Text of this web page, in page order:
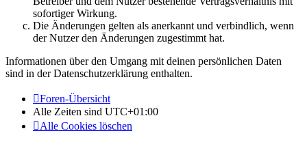
sofortiger Wirkung.
Die Änderungen gelten als anerkannt und verbindlich, wenn
der Nutzer den Änderungen zugestimmt hat.
Informationen über den Umgang mit deinen persönlichen Daten
sind in der Datenschutzerklärung enthalten.
Foren-Übersicht
Alle Zeiten sind UTC+01:00
Alle Cookies löschen